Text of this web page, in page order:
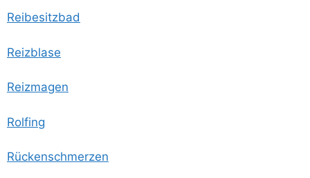
Rei­be­sitz­bad
Reiz­bla­se
Reiz­ma­gen
Rol­fing
Rücken­schmer­zen